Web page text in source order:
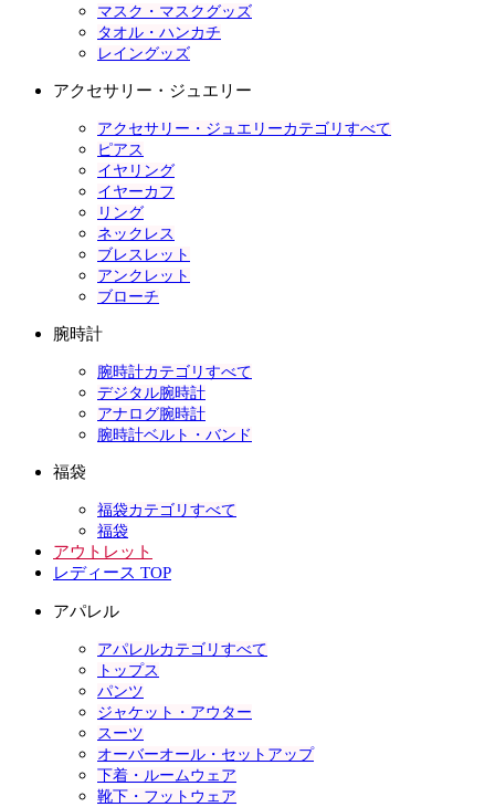
マスク・マスクグッズ
タオル・ハンカチ
レイングッズ
アクセサリー・ジュエリー
アクセサリー・ジュエリーカテゴリすべて
ピアス
イヤリング
イヤーカフ
リング
ネックレス
ブレスレット
アンクレット
ブローチ
腕時計
腕時計カテゴリすべて
デジタル腕時計
アナログ腕時計
腕時計ベルト・バンド
福袋
福袋カテゴリすべて
福袋
アウトレット
レディース TOP
アパレル
アパレルカテゴリすべて
トップス
パンツ
ジャケット・アウター
スーツ
オーバーオール・セットアップ
下着・ルームウェア
靴下・フットウェア